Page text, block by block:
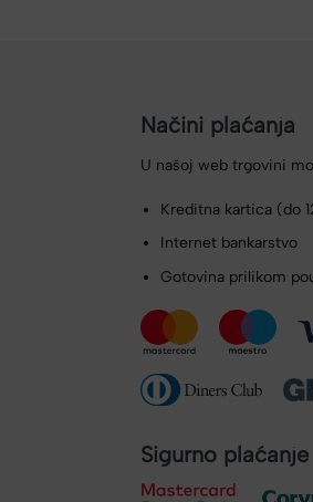
Načini plaćanja
U našoj web trgovini
Kreditna kartica (do
Internet bankarstvo
Gotovina prilikom
Sigurno plaćanje